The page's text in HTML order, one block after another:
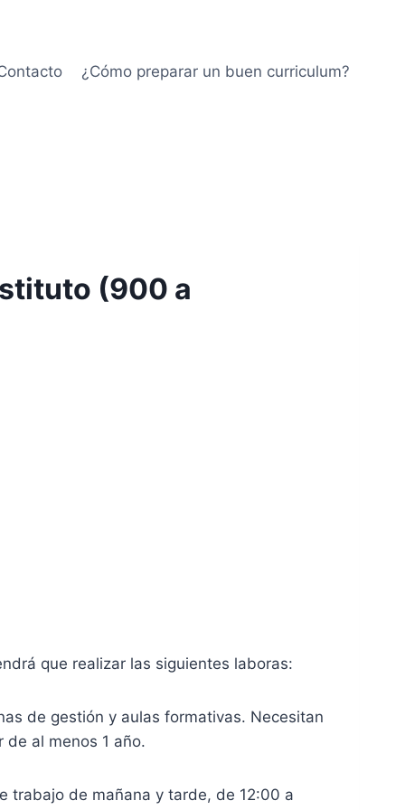
¿Cómo preparar un buen curriculum?
(900 a
que realizar las siguientes laboras:
de gestión y aulas formativas. Necesitan
al menos 1 año.
trabajo de mañana y tarde, de 12:00 a